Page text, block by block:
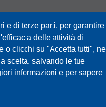
e di terze parti, per garantire
delle attività di
o clicchi su "Accetta tutti", ne
scelta, salvando le tue
informazioni e per sapere